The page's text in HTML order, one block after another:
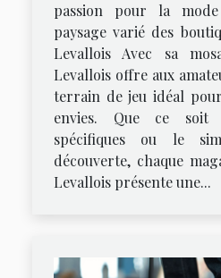
passion pour la
paysage varié des
Levallois Avec sa
Levallois offre aux
terrain de jeu idéal
envies. Que ce soit
spécifiques ou le
découverte, chaque
Levallois présente une...